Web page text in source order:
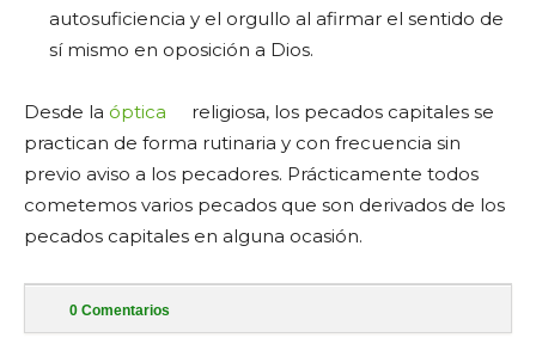
autosuficiencia y el orgullo al afirmar el sentido de
sí mismo en oposición a Dios.
Desde la óptica
religiosa, los pecados capitales se
practican de forma rutinaria y con frecuencia sin
previo aviso a los pecadores. Prácticamente todos
cometemos varios pecados que son derivados de los
pecados capitales en alguna ocasión.
0 Comentarios